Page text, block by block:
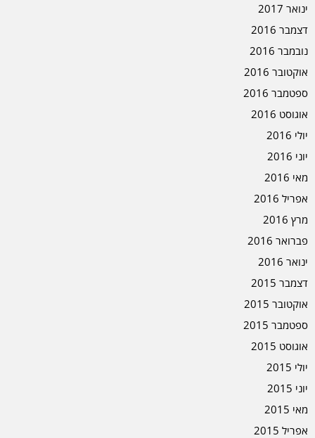
ינואר 2017
דצמבר 2016
נובמבר 2016
אוקטובר 2016
ספטמבר 2016
אוגוסט 2016
יולי 2016
יוני 2016
מאי 2016
אפריל 2016
מרץ 2016
פברואר 2016
ינואר 2016
דצמבר 2015
אוקטובר 2015
ספטמבר 2015
אוגוסט 2015
יולי 2015
יוני 2015
מאי 2015
אפריל 2015